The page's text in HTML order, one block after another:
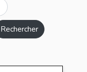
Rechercher